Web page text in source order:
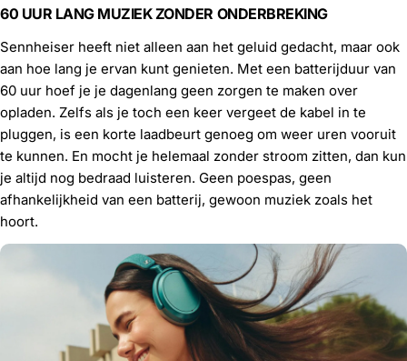
60 UUR LANG MUZIEK ZONDER ONDERBREKING
Sennheiser heeft niet alleen aan het geluid gedacht, maar ook
aan hoe lang je ervan kunt genieten. Met een batterijduur van
60 uur hoef je je dagenlang geen zorgen te maken over
opladen. Zelfs als je toch een keer vergeet de kabel in te
pluggen, is een korte laadbeurt genoeg om weer uren vooruit
te kunnen. En mocht je helemaal zonder stroom zitten, dan kun
je altijd nog bedraad luisteren. Geen poespas, geen
afhankelijkheid van een batterij, gewoon muziek zoals het
hoort.